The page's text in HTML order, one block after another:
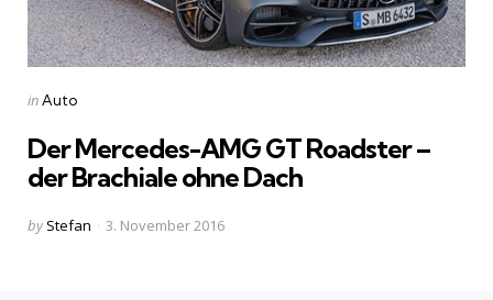
Categories
Posted
inAuto
Der Mercedes-AMG GT Roadster –
der Brachiale ohne Dach
Posted
by Stefan 3. November 2016